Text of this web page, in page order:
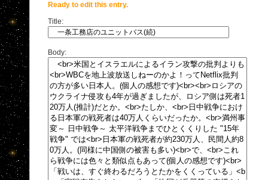
Ready to edit this entry.
Title:
Body: